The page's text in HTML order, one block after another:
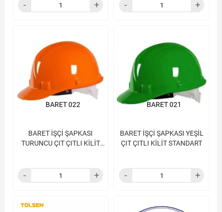
BARET İŞÇİ ŞAPKASI
TURUNCU ÇIT ÇITLI KİLİT
BARET 022
BARET İŞÇİ ŞAPKASI YEŞİL
ÇIT ÇITLI KİLİT STANDART
BARET 021